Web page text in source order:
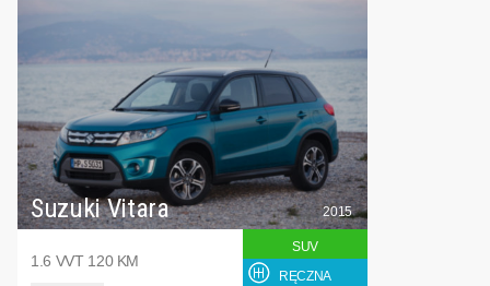
Suzuki Vitara
1.6 VVT 120 KM
2015
SUV
RĘCZNA